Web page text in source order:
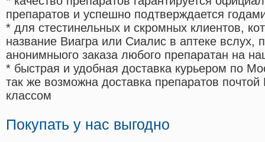
препаратов и успешно подтверждается
* для стестинельных и скромных клиентов,
название Виагра или Сиалис в аптеке вслух,
анонимныого заказа любого препаратан на
* быстрая и удобная доставка курьером по
так же возможна доставка препаратов
классом
Покупать у нас выгодно